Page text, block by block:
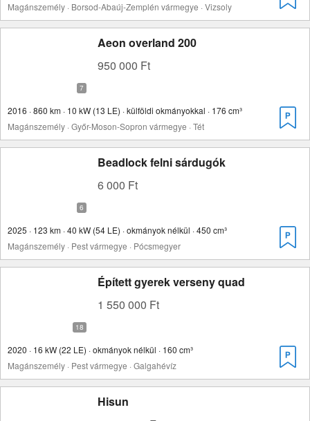
Magánszemély · Borsod-Abaúj-Zemplén vármegye · Vizsoly
Aeon overland 200
950 000 Ft
2016 · 860 km · 10 kW (13 LE) · külföldi okmányokkal · 176 cm³
Magánszemély · Győr-Moson-Sopron vármegye · Tét
Beadlock felni sárdugók
6 000 Ft
2025 · 123 km · 40 kW (54 LE) · okmányok nélkül · 450 cm³
Magánszemély · Pest vármegye · Pócsmegyer
Épített gyerek verseny quad
1 550 000 Ft
2020 · 16 kW (22 LE) · okmányok nélkül · 160 cm³
Magánszemély · Pest vármegye · Galgahévíz
Hisun